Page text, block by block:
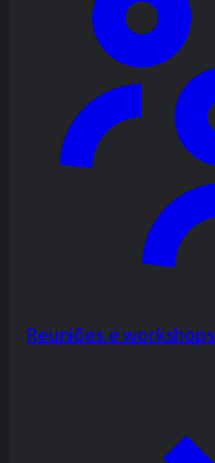
Reuniões e workshops